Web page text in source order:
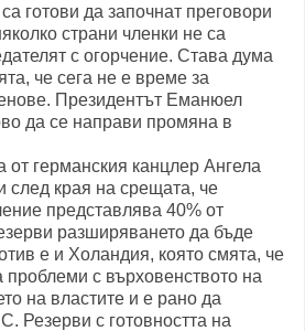
готови да започнат преговори
страни членки не са
с огорчение. Става дума
че сега не е време за
Президентът Еманюел
да се направи промяна в
от германския канцлер Ангела
след края на срещата, че
представлява 40% от
разширяването да бъде
е и Холандия, която смята, че
с върховенството на
на властите и е рано да
Резерви с готовността на